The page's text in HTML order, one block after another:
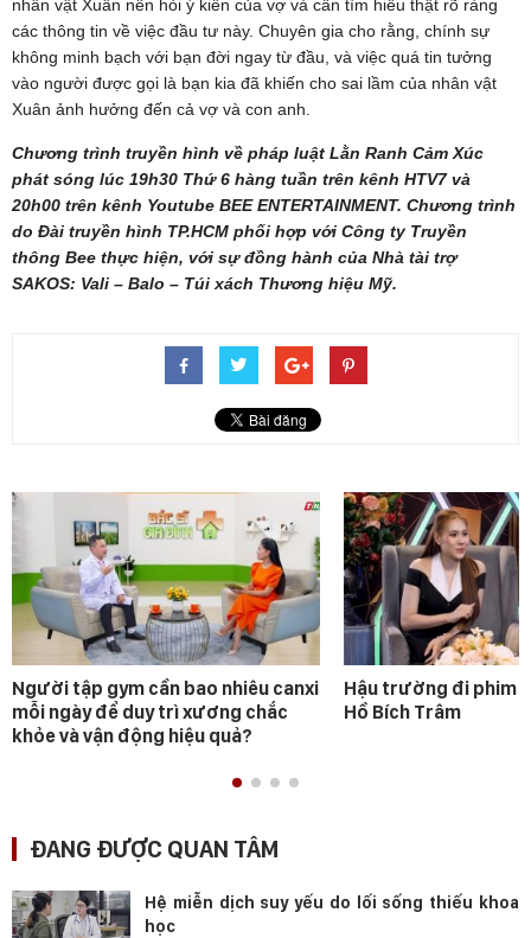
nhân vật Xuân nên hỏi ý kiến của vợ và cần tìm hiểu thật rõ ràng
các thông tin về việc đầu tư này. Chuyên gia cho rằng, chính sự
không minh bạch với bạn đời ngay từ đầu, và việc quá tin tưởng
vào người được gọi là bạn kia đã khiến cho sai lầm của nhân vật
Xuân ảnh hưởng đến cả vợ và con anh.
Chương trình truyền hình về pháp luật Lằn Ranh Cảm Xúc
phát sóng lúc 19h30 Thứ 6 hàng tuần trên kênh HTV7 và
20h00 trên kênh Youtube BEE ENTERTAINMENT. Chương trình
do Đài truyền hình TP.HCM phối hợp với Công ty Truyền
thông Bee thực hiện, với sự đồng hành của Nhà tài trợ
SAKOS: Vali – Balo – Túi xách Thương hiệu Mỹ.
Người tập gym cần bao nhiêu canxi
mỗi ngày để duy trì xương chắc
khỏe và vận động hiệu quả?
Hậu trường đi phim
Hồ Bích Trâm
ĐANG ĐƯỢC QUAN TÂM
Hệ miễn dịch suy yếu do lối sống thiếu khoa
học